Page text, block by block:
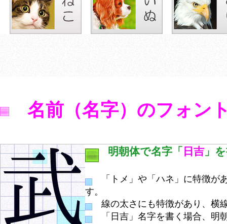
名前（名字）のフォン
明朝体で名字「 日吉 」
「トメ」や「ハネ」に特徴が
す。
線の太さにも特徴があり、横
「日吉」名字を書く場合、明